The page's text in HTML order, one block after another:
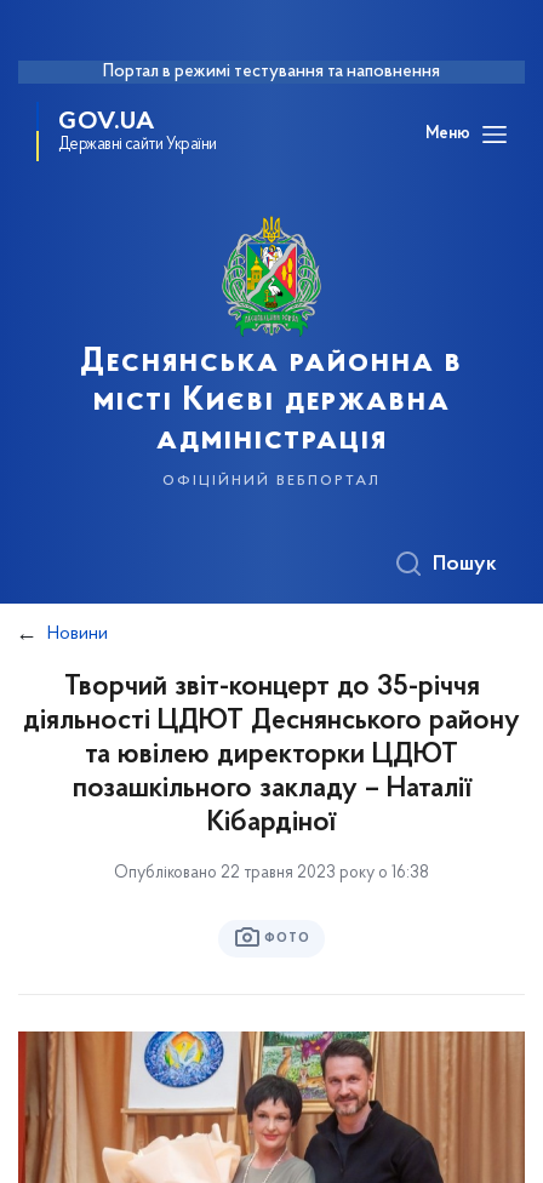
Портал в режимі тестування та наповнення
GOV.UA
Державні сайти України
Меню
Деснянська районна в
місті Києві державна
адміністрація
офіційний вебпортал
Пошук
Новини
Творчий звіт-концерт до 35-річчя
діяльності ЦДЮТ Деснянського району
та ювілею директорки ЦДЮТ
позашкільного закладу – Наталії
Кібардіної
Опубліковано 22 травня 2023 року о 16:38
ФОТО